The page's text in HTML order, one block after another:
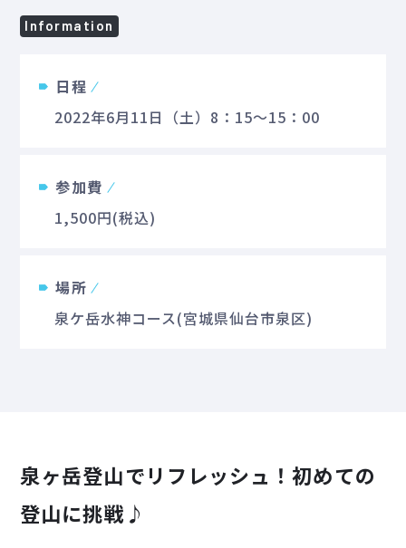
Information
日程
2022年6月11日（土）8：15～15：00
参加費
1,500円(税込)
場所
泉ケ岳水神コース(宮城県仙台市泉区)
泉ヶ岳登山でリフレッシュ！初めての
登山に挑戦♪